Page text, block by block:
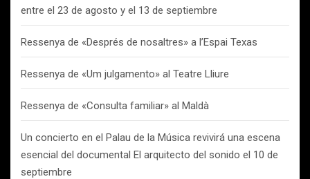
entre el 23 de agosto y el 13 de septiembre
Ressenya de «Després de nosaltres» a l’Espai Texas
Ressenya de «Um julgamento» al Teatre Lliure
Ressenya de «Consulta familiar» al Maldà
Un concierto en el Palau de la Música revivirá una escena
esencial del documental El arquitecto del sonido el 10 de
septiembre